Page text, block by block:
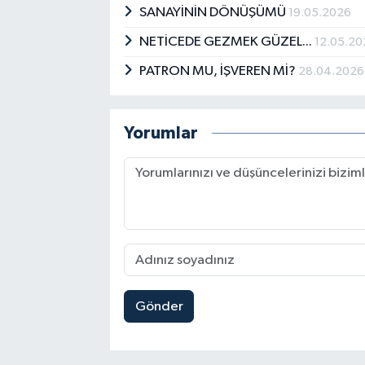
SANAYİNİN DÖNÜŞÜMÜ 19.05.2026
NETİCEDE GEZMEK GÜZEL...
PATRON MU, İŞVEREN Mİ? 28.04.2026
Yorumlar
Gönder